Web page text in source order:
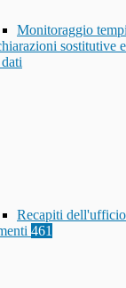
Monitoraggio
sostitutive
Recapiti
461